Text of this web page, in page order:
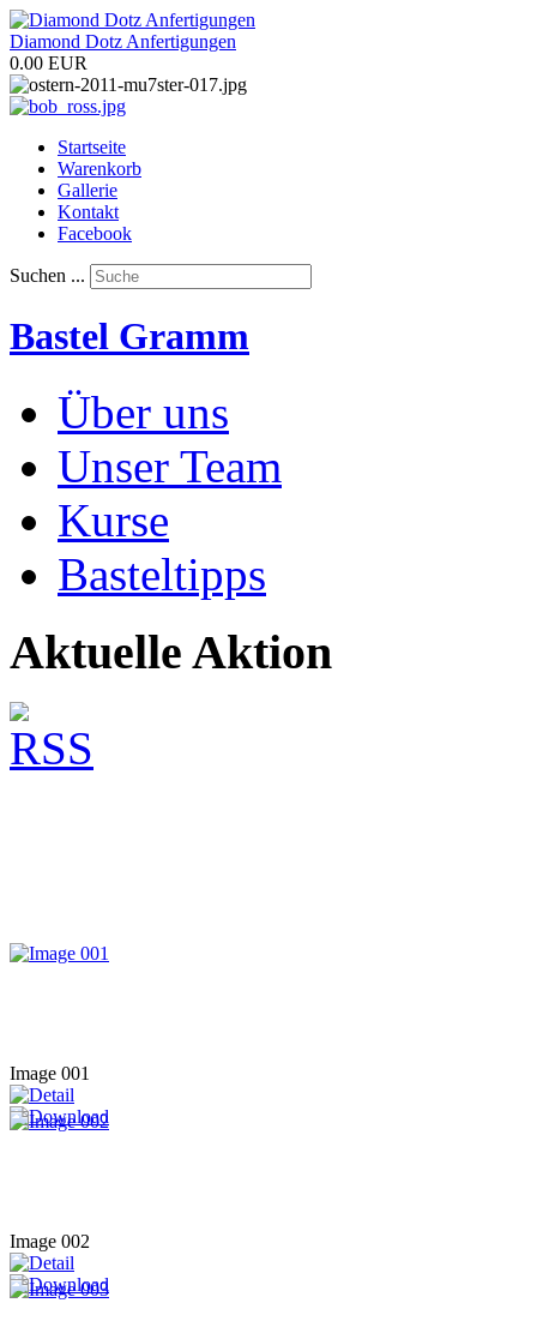
Diamond Dotz Anfertigungen
0.00 EUR
Startseite
Warenkorb
Gallerie
Kontakt
Facebook
Suchen ...
Bastel Gramm
Über uns
Unser Team
Kurse
Basteltipps
Aktuelle Aktion
Image 001
Image 002